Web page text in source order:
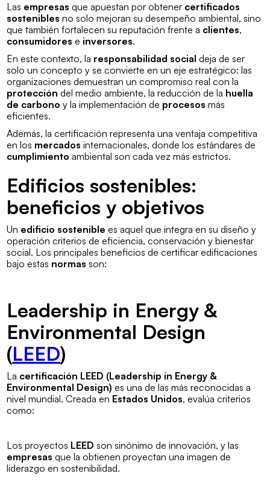
Las empresas que apuestan por obtener certificados
sostenibles no solo mejoran su desempeño ambiental, sino
que también fortalecen su reputación frente a clientes,
consumidores e inversores.
En este contexto, la responsabilidad social deja de ser
solo un concepto y se convierte en un eje estratégico: las
organizaciones demuestran un compromiso real con la
protección del medio ambiente, la reducción de la huella
de carbono y la implementación de procesos más
eficientes.
Además, la certificación representa una ventaja competitiva
en los mercados internacionales, donde los estándares de
cumplimiento ambiental son cada vez más estrictos.
Edificios sostenibles:
beneficios y objetivos
Un edificio sostenible es aquel que integra en su diseño y
operación criterios de eficiencia, conservación y bienestar
social. Los principales beneficios de certificar edificaciones
bajo estas normas son:
Leadership in Energy &
Environmental Design
(LEED)
La certificación LEED (Leadership in Energy &
Environmental Design) es una de las más reconocidas a
nivel mundial. Creada en Estados Unidos, evalúa criterios
como:
Los proyectos LEED son sinónimo de innovación, y las
empresas que la obtienen proyectan una imagen de
liderazgo en sostenibilidad.